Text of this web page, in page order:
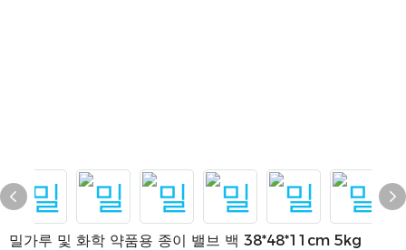
밀가루 및 화학 약품용 종이 밸브 백 38*48*11cm 5kg